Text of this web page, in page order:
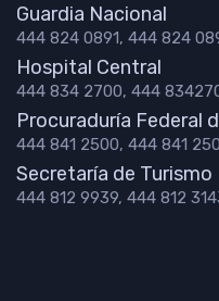
Guardia Nacional
444 824 0891, 444 824
Hospital Central
444 834 2700, 444
Procuraduría Federal
444 841 2500, 444 841
Secretaría de Turismo
444 812 9939, 444 812